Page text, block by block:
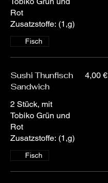
Rot
Zusatzstoffe: (1,g)
Fisch
Sushi Thunfisch
Sandwich
2 Stück, mit
Tobiko Grün und
Rot
Zusatzstoffe: (1,g)
4,00 €
Fisch